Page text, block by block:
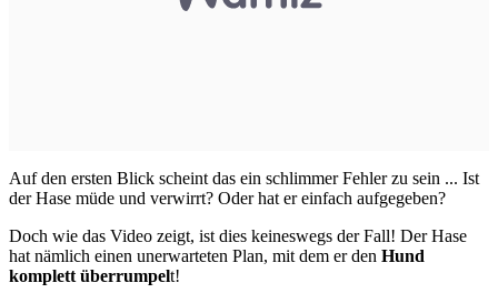
Auf den ersten Blick scheint das ein schlimmer Fehler zu sein ... Ist
der Hase müde und verwirrt? Oder hat er einfach aufgegeben?
Doch wie das Video zeigt, ist dies keineswegs der Fall! Der Hase
hat nämlich einen unerwarteten Plan, mit dem er den Hund
komplett überrumpelt!